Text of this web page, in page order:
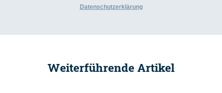
Datenschutzerklärung
Weiterführende Artikel